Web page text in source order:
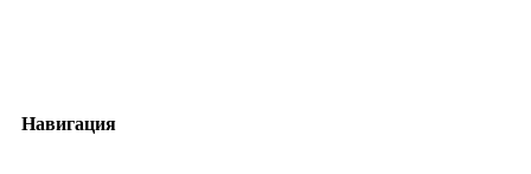
Навигация